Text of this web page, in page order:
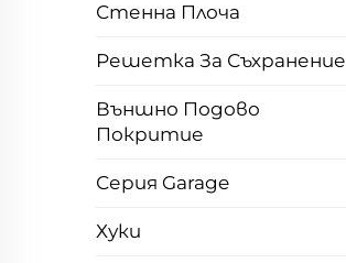
Стенна Плоча
Решетка За Съхранение
Външно Подово
Покритие
Серия Garage
Хуки